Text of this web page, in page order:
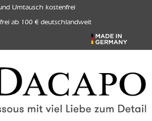
Umtausch kostenfrei
ab 100 € deutschlandweit